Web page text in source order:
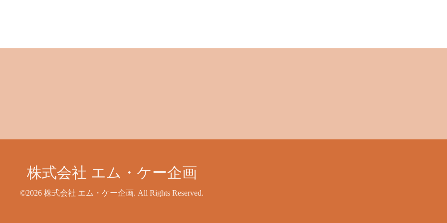
株式会社 エム・ケー企画
©2026 株式会社 エム・ケー企画. All Rights Reserved.